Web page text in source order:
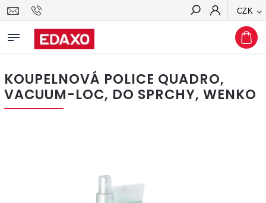
CZK
Hledat
KOUPELNOVÁ POLICE QUADRO,
VACUUM-LOC, DO SPRCHY, WENKO